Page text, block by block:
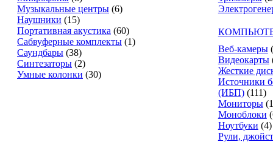
Музыкальные центры (6)
Наушники (15)
Портативная акустика (60)
Сабвуферные комплекты (1)
Саундбары (38)
Синтезаторы (2)
Умные колонки (30)
Веб-камеры
Видеокарты
Жесткие
Источники
(ИБП) (111)
Мониторы
Моноблоки
Ноутбуки (4)
Рули,